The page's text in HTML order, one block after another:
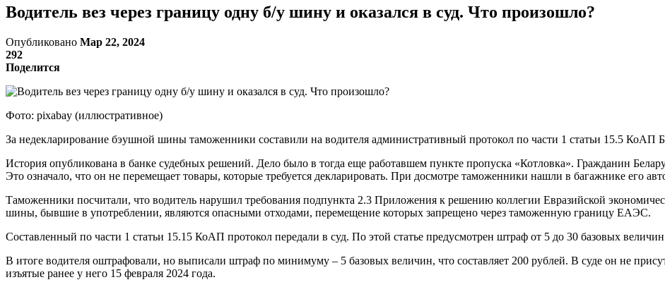
Водитель вез через границу одну б/у шину и оказался в суд. Что произошло?
Опубликовано Мар 22, 2024
292
Поделится
Фото: pixabay (иллюстративное)
За недекларирование бэушной шины таможенники составили на водителя административный протокол по части 1 статьи 15.5 КоАП
История опубликована в банке судебных решений. Дело было в тогда еще работавшем пункте пропуска «Котловка». Гражданин
Это означало, что он не перемещает товары, которые требуется декларировать. При досмотре таможенники нашли в багажнике его
Таможенники посчитали, что водитель нарушил требования подпункта 2.3 Приложения к решению коллегии Евразийской
шины, бывшие в употреблении, являются опасными отходами, перемещение которых запрещено через таможенную границу ЕАЭС.
Составленный по части 1 статьи 15.15 КоАП протокол передали в суд. По этой статье предусмотрен штраф от 5 до 30 базовых
В итоге водителя оштрафовали, но выписали штраф по минимуму – 5 базовых величин, что составляет 200 рублей. В суде он не
изъятые ранее у него 15 февраля 2024 года.